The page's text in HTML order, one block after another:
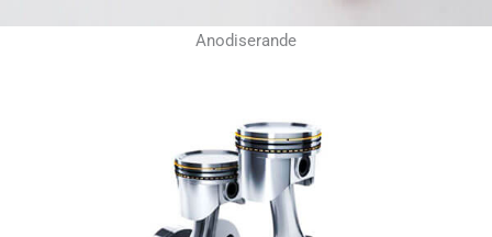
Anodiserande